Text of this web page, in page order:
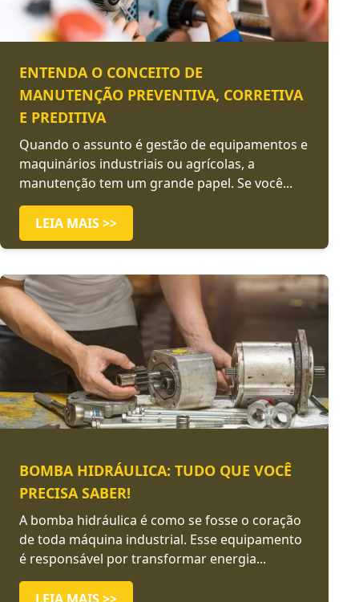
ENTENDA O CONCEITO DE
MANUTENÇÃO PREVENTIVA, CORRETIVA
E PREDITIVA
Quando o assunto é gestão de equipamentos e
maquinários industriais ou agrícolas, a
manutenção tem um grande papel. Se você...
LEIA MAIS >>
BOMBA HIDRÁULICA: TUDO QUE VOCÊ
PRECISA SABER!
A bomba hidráulica é como se fosse o coração
de toda máquina industrial. Esse equipamento
é responsável por transformar energia...